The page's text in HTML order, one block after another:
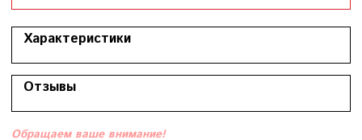
Характеристики
Отзывы
Обращаем ваше внимание!